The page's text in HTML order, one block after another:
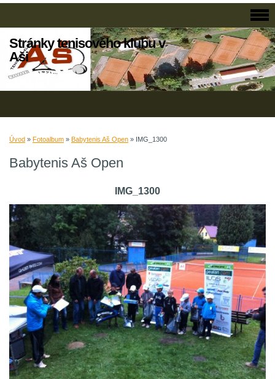
Stránky tenisového klubu v
Aši
Úvod » Fotoalbum » Babytenis Aš Open » IMG_1300
Babytenis Aš Open
IMG_1300